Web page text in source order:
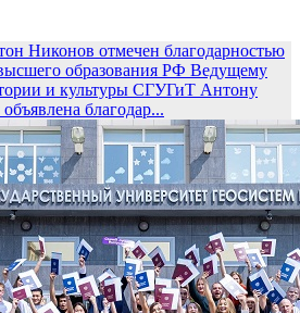
Никонов отмечен благодарностью
образования РФ Ведущему
и культуры СГУГиТ Антону
благодар...